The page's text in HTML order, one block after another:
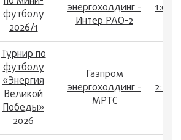
футболу
2026/1
энергохолдинг -
Интер РАО-2
1:0
Турнир по
футболу
«Энергия
Великой
Победы»
2026
Газпром
энергохолдинг -
МРТС
2:2